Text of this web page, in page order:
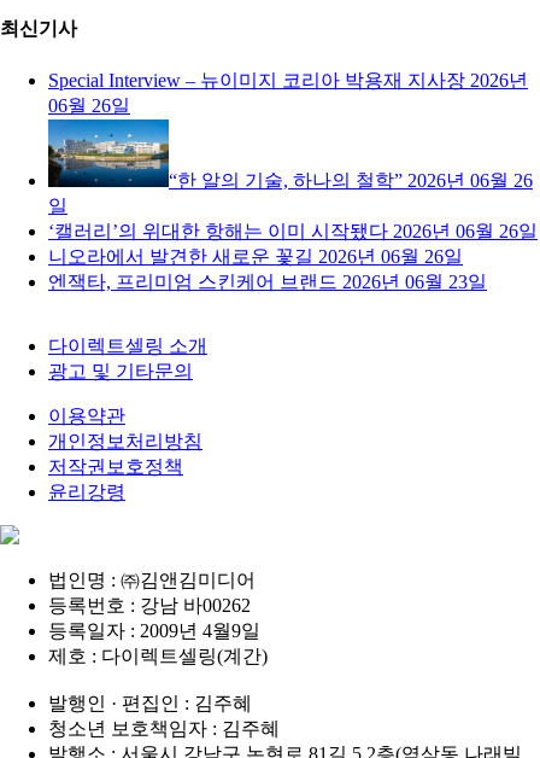
최신기사
Special Interview – 뉴이미지 코리아 박용재 지사장 2026년
06월 26일
“한 알의 기술, 하나의 철학” 2026년 06월 26
일
‘캘러리’의 위대한 항해는 이미 시작됐다 2026년 06월 26일
니오라에서 발견한 새로운 꽃길 2026년 06월 26일
엔잭타, 프리미엄 스킨케어 브랜드 2026년 06월 23일
다이렉트셀링 소개
광고 및 기타문의
이용약관
개인정보처리방침
저작권보호정책
윤리강령
법인명 : ㈜김앤김미디어
등록번호 : 강남 바00262
등록일자 : 2009년 4월9일
제호 : 다이렉트셀링(계간)
발행인 · 편집인 : 김주혜
청소년 보호책임자 : 김주혜
발행소 : 서울시 강남구 논현로 81길 5 2층(역삼동 나래빌